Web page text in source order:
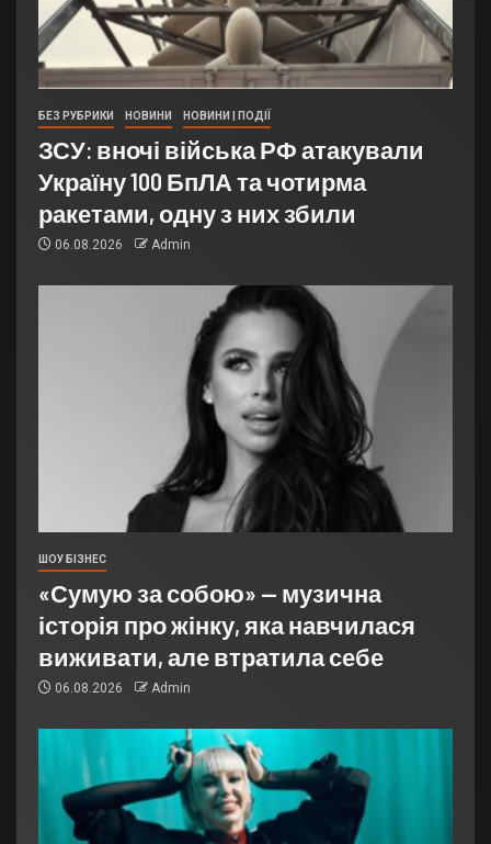
БЕЗ РУБРИКИ НОВИНИ НОВИНИ | ПОДІЇ
ЗСУ: вночі війська РФ атакували
Україну 100 БпЛА та чотирма
ракетами, одну з них збили
06.08.2026 Admin
ШОУ БІЗНЕС
«Сумую за собою» — музична
історія про жінку, яка навчилася
виживати, але втратила себе
06.08.2026 Admin